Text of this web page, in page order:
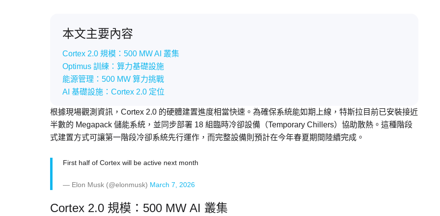
本文主要內容
Cortex 2.0 規模：500 MW AI 叢集
Optimus 訓練：算力基礎設施
能源管理：500 MW 算力挑戰
AI 基礎設施：Cortex 2.0 定位
根據現場觀測資訊，Cortex 2.0 的硬體建置進度相當快速。為確保系統能如期上線，特斯拉目前已安裝接近
半數的 Megapack 儲能系統，並同步部署 18 組臨時冷卻設備（Temporary Chillers）協助散熱。這種階段
式建置方式可讓第一階段冷卻系統先行運作，而完整設備則預計在今年春夏期間陸續完成。
First half of Cortex will be active next month
— Elon Musk (@elonmusk) March 7, 2026
Cortex 2.0 規模：500 MW AI 叢集